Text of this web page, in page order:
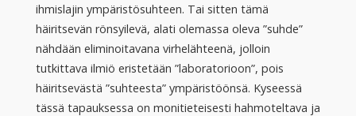
ihmislajin ympäristösuhteen. Tai sitten tämä
häiritsevän rönsyilevä, alati olemassa oleva ”suhde”
nähdään eliminoitavana virhelähteenä, jolloin
tutkittava ilmiö eristetään ”laboratorioon”, pois
häiritsevästä ”suhteesta” ympäristöönsä. Kyseessä
tässä tapauksessa on monitieteisesti hahmoteltava ja